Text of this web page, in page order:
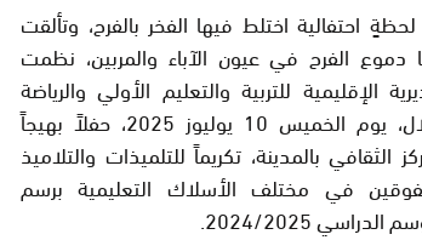
احتفالية اختلط فيها الفخر بالفرح، وتألقت
دموع الفرح في عيون الآباء والمربين، نظمت
الإقليمية للتربية والتعليم الأولي والرياضة
بأزيلال، يوم الخميس 10 يوليوز 2025، حفلاً بهيجاً
الثقافي بالمدينة، تكريماً للتلميذات والتلاميذ
في مختلف الأسلاك التعليمية برسم
الدراسي 2024/2025.